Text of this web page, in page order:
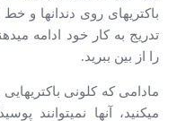
باکتریهای روی دندانها و خط
تدریج به کار خود ادامه
را از بین ببرید.
مادامی که کلونی
میکنید، آنها نمیتوانند